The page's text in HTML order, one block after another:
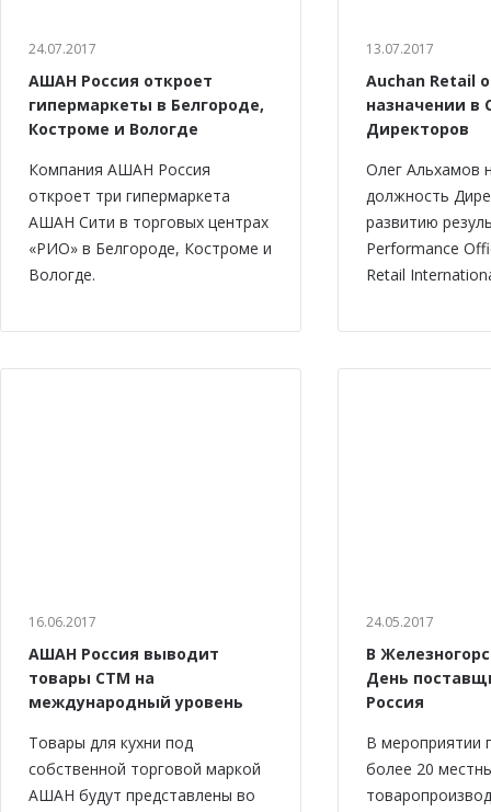
24.07.2017
АШАН Россия откроет
гипермаркеты в Белгороде,
Костроме и Вологде
Компания АШАН Россия
откроет три гипермаркета
АШАН Сити в торговых центрах
«РИО» в Белгороде, Костроме и
Вологде.
13.07.2017
Auchan Retail
назначении в
Директоров
Олег Альхамов
должность
развитию
Performance
Retail
16.06.2017
АШАН Россия выводит
товары СТМ на
международный уровень
Товары для кухни под
собственной торговой маркой
АШАН будут представлены во
24.05.2017
В
День
Россия
В мероприятии
более 20